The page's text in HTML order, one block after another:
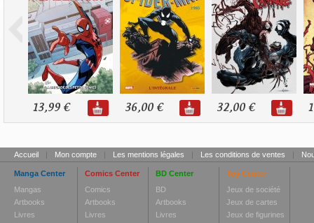
13,99 € 36,00 € 32,00 €
Accueil | Mon compte | Les mentions légales | Les conditions de ventes |
Manga Center
Mangas
Artbooks
Livres
Comics Center
Comics
Artbooks
Livres
BD Center
BD
Artbooks
Livres
Toy Center
Jeux de société
Jeux de cartes
Jeux de figurines